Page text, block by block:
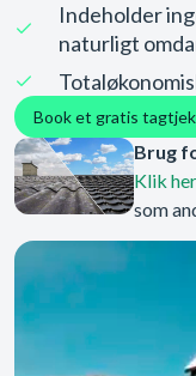
Indeholder
naturligt
Book et gratis tagtjek
Brug
Klik her
som